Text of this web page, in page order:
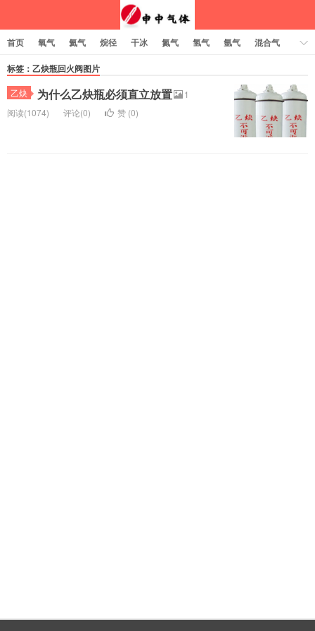
首页 氧气 氦气 烷径 干冰 氮气 氢气 氩气
混合气
乙炔
标签：乙炔瓶回火阀图片
乙炔 为什么乙炔瓶必须直立放置
1
阅读(1074)
评论(0) 赞 (0)